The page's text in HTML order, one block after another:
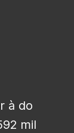
à do
mil